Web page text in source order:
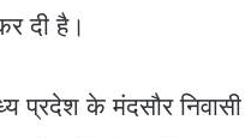
दी है।
प्रदेश के मंदसौर